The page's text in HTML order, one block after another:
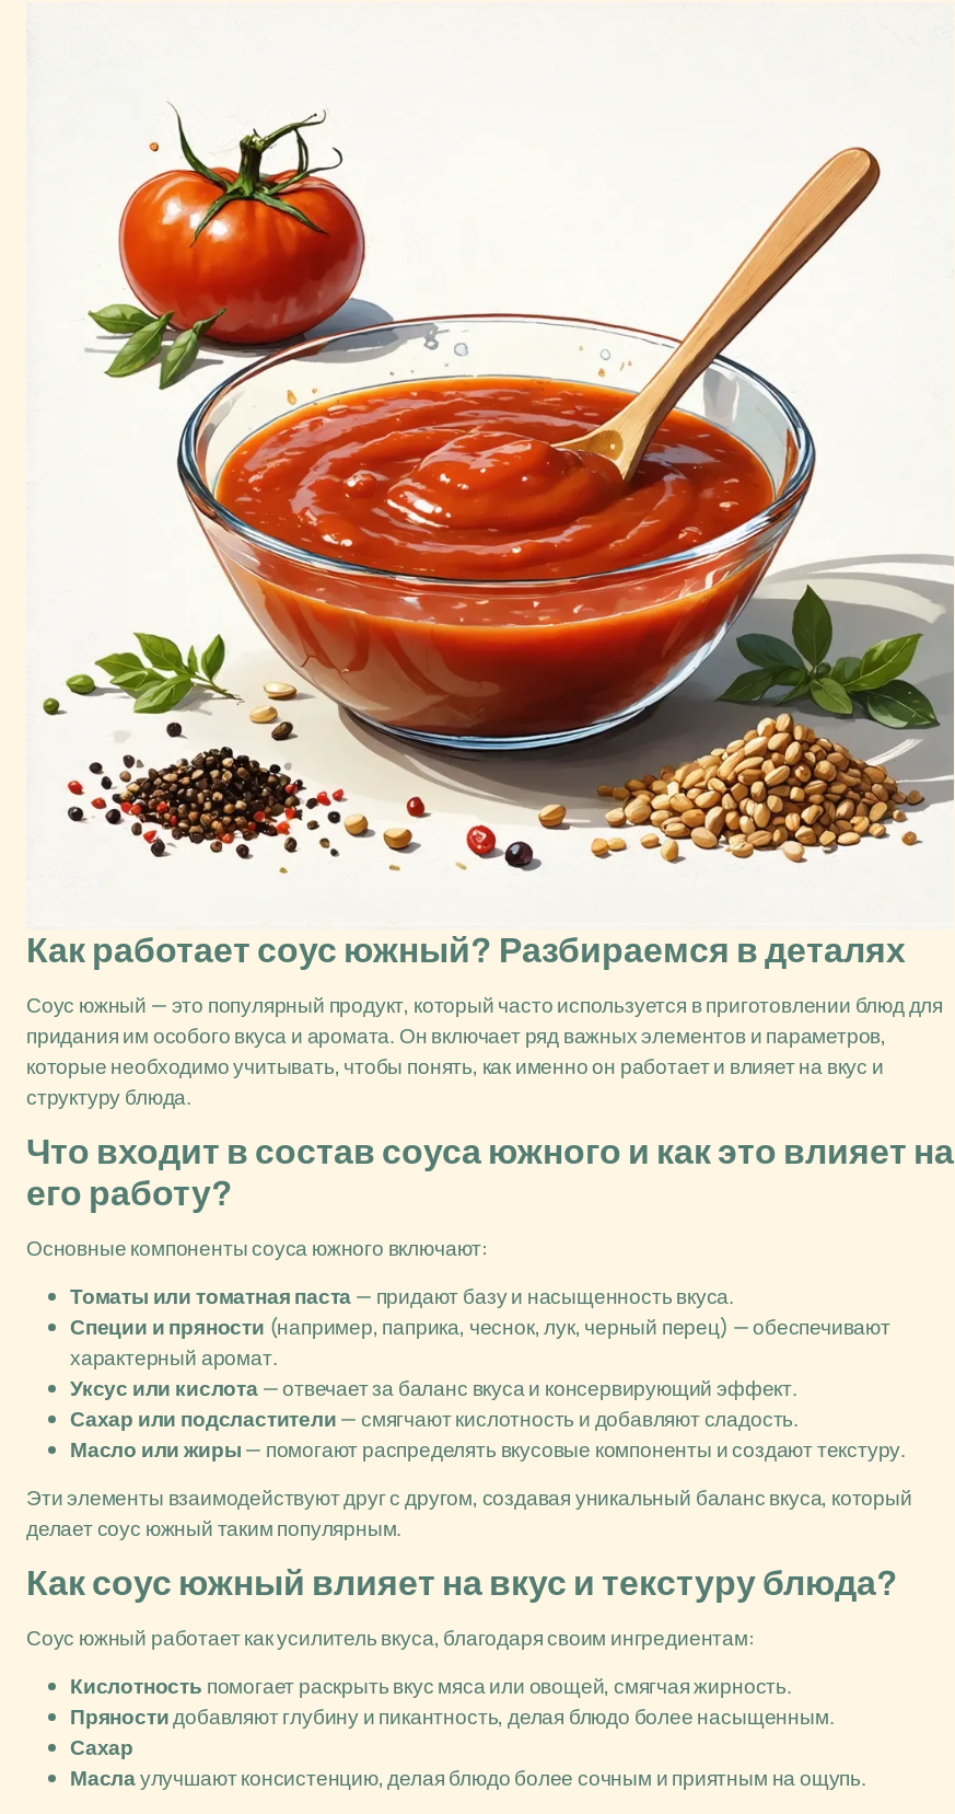
Как работает соус южный? Разбираемся в деталях
Соус южный — это популярный продукт, который часто используется в приготовлении блюд для
придания им особого вкуса и аромата. Он включает ряд важных элементов и параметров,
которые необходимо учитывать, чтобы понять, как именно он работает и влияет на вкус и
структуру блюда.
Что входит в состав соуса южного и как это влияет на
его работу?
Основные компоненты соуса южного включают:
Томаты или томатная паста— придают базу и насыщенность вкуса.
Специи и пряности (например, паприка, чеснок, лук, черный перец) — обеспечивают
характерный аромат.
Уксус или кислота— отвечает за баланс вкуса и консервирующий эффект.
Сахар или подсластители— смягчают кислотность и добавляют сладость.
Масло или жиры— помогают распределять вкусовые компоненты и создают текстуру.
Эти элементы взаимодействуют друг с другом, создавая уникальный баланс вкуса, который
делает соус южный таким популярным.
Как соус южный влияет на вкус и текстуру блюда?
Соус южный работает как усилитель вкуса, благодаря своим ингредиентам:
Кислотность помогает раскрыть вкус мяса или овощей, смягчая жирность.
Пряностидобавляют глубину и пикантность, делая блюдо более насыщенным.
Сахар
Маслаулучшают консистенцию, делая блюдо более сочным и приятным на ощупь.